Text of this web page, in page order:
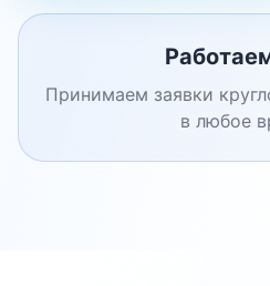
Принимаем заявки
в любое